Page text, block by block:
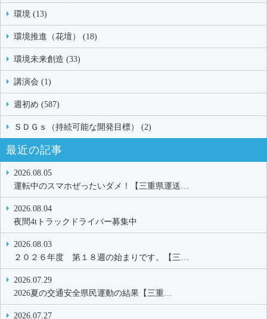
環境 (13)
環境推進（花壇） (18)
環境未来創造 (33)
講演会 (1)
週初め (587)
ＳＤＧｓ（持続可能な開発目標） (2)
最近の記事
2026.08.05
運転中のスマホぜったいダメ！【三重県運送…
2026.08.04
夜間4tトラックドライバー募集中
2026.08.03
２０２６年度 第１８週の始まりです。【三…
2026.07.29
2026夏の交通安全県民運動の結果【三重…
2026.07.27